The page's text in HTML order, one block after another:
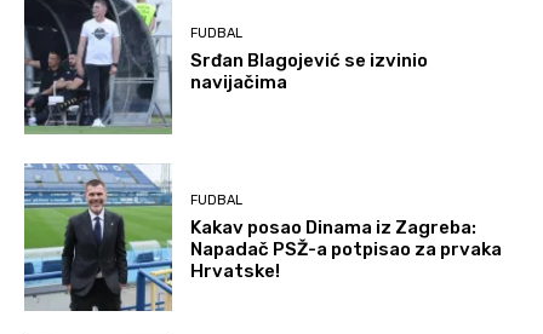
FUDBAL
Srđan Blagojević se izvinio
navijačima
FUDBAL
Kakav posao Dinama iz Zagreba:
Napadač PSŽ-a potpisao za prvaka
Hrvatske!